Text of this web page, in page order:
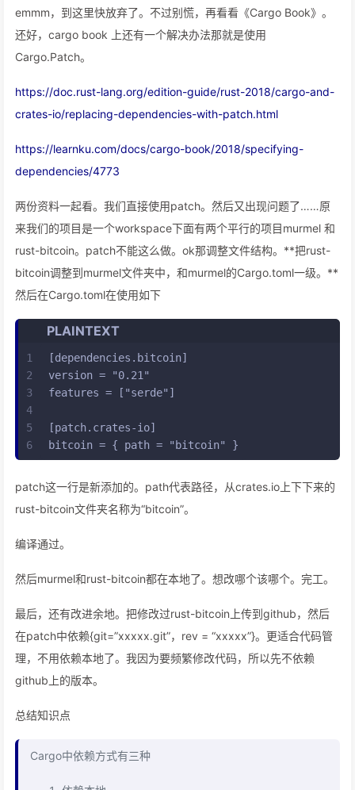
emmm，到这里快放弃了。不过别慌，再看看《Cargo Book》。
还好，cargo book 上还有一个解决办法那就是使用
Cargo.Patch。
https://doc.rust-lang.org/edition-guide/rust-2018/cargo-and-
crates-io/replacing-dependencies-with-patch.html
https://learnku.com/docs/cargo-book/2018/specifying-
dependencies/4773
两份资料一起看。我们直接使用patch。然后又出现问题了……原
来我们的项目是一个workspace下面有两个平行的项目murmel 和
rust-bitcoin。patch不能这么做。ok那调整文件结构。**把rust-
bitcoin调整到murmel文件夹中，和murmel的Cargo.toml一级。**
然后在Cargo.toml在使用如下
PLAINTEXT
1
2
3
4
5
6
[dependencies.bitcoin]
version = "0.21"
features = ["serde"]
[patch.crates-io]
bitcoin = { path = "bitcoin" }
patch这一行是新添加的。path代表路径，从crates.io上下下来的
rust-bitcoin文件夹名称为“bitcoin”。
编译通过。
然后murmel和rust-bitcoin都在本地了。想改哪个该哪个。完工。
最后，还有改进余地。把修改过rust-bitcoin上传到github，然后
在patch中依赖{git=”xxxxx.git”，rev = “xxxxx”}。更适合代码管
理，不用依赖本地了。我因为要频繁修改代码，所以先不依赖
github上的版本。
总结知识点
Cargo中依赖方式有三种